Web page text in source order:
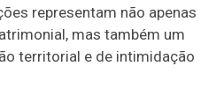
representam não apenas
mas também um
territorial e de intimidação